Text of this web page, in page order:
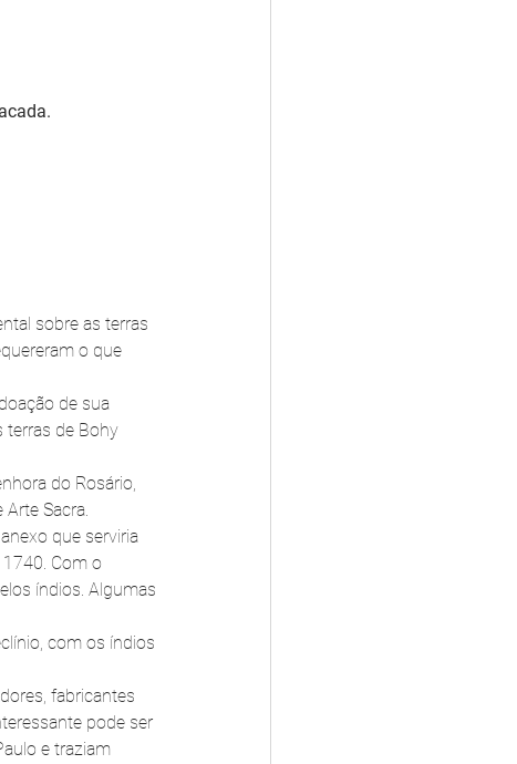
sobre as terras
o que
de sua
terras de Bohy
do Rosário,
Sacra.
que serviria
Com o
índios. Algumas
com os índios
fabricantes
pode ser
e traziam